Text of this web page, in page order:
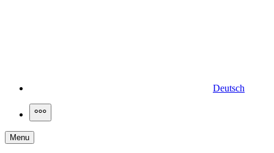
Deutsch
More
Menu